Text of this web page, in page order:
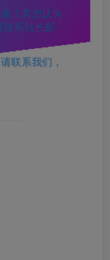
！若您认为
联系站长邮
联系我们，